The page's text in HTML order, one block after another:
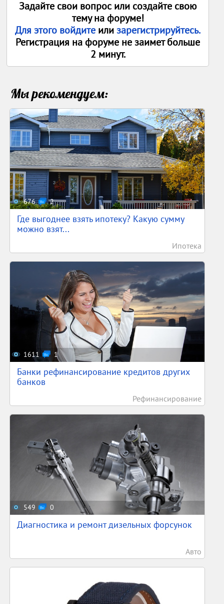
Задайте свои вопрос или создайте свою
тему на форуме!
Для этого войдите илизарегистрируйтесь.
Регистрация на форуме не заимет больше
2 минут.
Мы рекомендуем:
676 2
Где выгоднее взять ипотеку? Какую сумму
можно взят...
Ипотека
1611 1
Банки рефинансирование кредитов других
банков
Рефинансирование
549 0
Диагностика и ремонт дизельных форсунок
Авто